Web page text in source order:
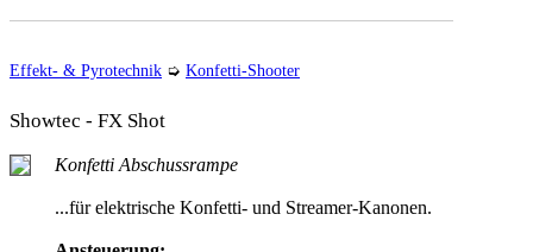
Effekt- & Pyrotechnik ➭ Konfetti-Shooter
Showtec - FX Shot
Konfetti Abschussrampe
...für elektrische Konfetti- und Streamer-Kanonen.